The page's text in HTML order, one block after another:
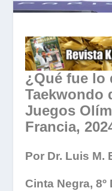
¿Qué fue lo
Taekwondo
Juegos
Francia,
Por Dr. Luis M.
Cinta Negra, 8º